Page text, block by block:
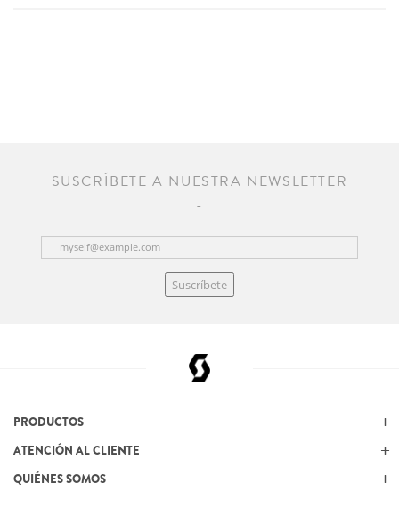
SUSCRÍBETE A NUESTRA NEWSLETTER
Suscríbete
PRODUCTOS
ATENCIÓN AL CLIENTE
QUIÉNES SOMOS